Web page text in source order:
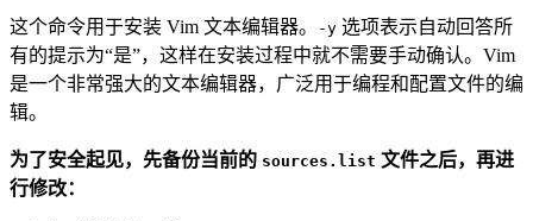
这个命令用于安装 Vim 文本编辑器。 -y 选项表示自动回答所
有的提示为“是”，这样在安装过程中就不需要手动确认。Vim
是一个非常强大的文本编辑器，广泛用于编程和配置文件的编
辑。
为了安全起见，先备份当前的 sources.list 文件之后，再进
行修改：